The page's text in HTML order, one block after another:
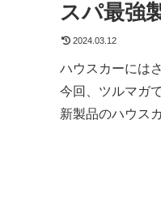
スパ最強
2024.03.12
ハウスカーには
今回、ツルマガ
新製品のハウス